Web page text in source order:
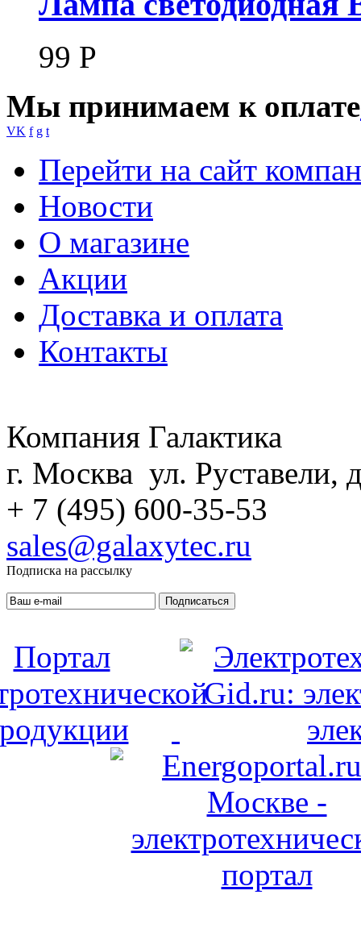
99 Р
Мы принимаем к оплате
VK f g t
Перейти на сайт
Новости
О магазине
Акции
Доставка и оплата
Контакты
Компания Галактика
г. Москва ул. Руставели,
+ 7 (495) 600-35-53
sales@galaxytec.ru
Подписка на рассылку
Подписаться